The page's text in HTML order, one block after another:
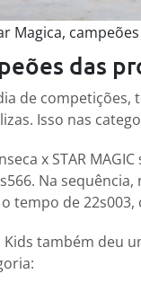
Magica,
das
de
Isso nas
x STAR
Na
o tempo de
Kids também deu